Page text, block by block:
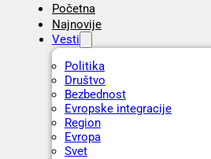
Početna
Najnovije
Vesti
Politika
Društvo
Bezbednost
Evropske integracije
Region
Evropa
Svet